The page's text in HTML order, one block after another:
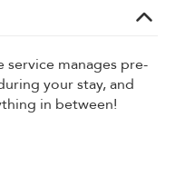
manages pre-
your stay, and
in between!